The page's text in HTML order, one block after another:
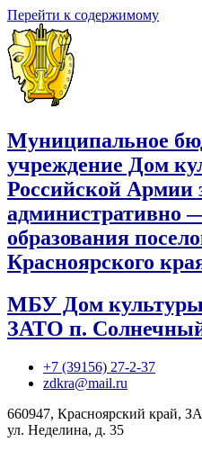
Перейти к содержимому
Муниципальное
учреждение Дом
Российской Армии
административно
образования
Красноярского
МБУ Дом
ЗАТО п.
+7 (39156) 27-2-37
zdkra@mail.ru
660947, Красноярский край,
ул. Неделина, д. 35